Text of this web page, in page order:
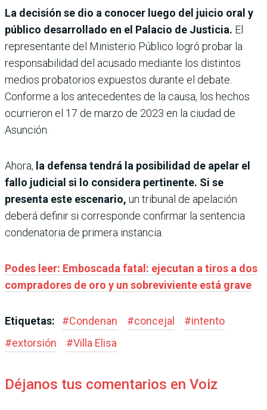
La decisión se dio a conocer luego del juicio oral y
público desarrollado en el Palacio de Justicia. El
representante del Ministerio Público logró probar la
responsabilidad del acusado mediante los distintos
medios probatorios expuestos durante el debate.
Conforme a los antecedentes de la causa, los hechos
ocurrieron el 17 de marzo de 2023 en la ciudad de
Asunción.
Ahora, la defensa tendrá la posibilidad de apelar el
fallo judicial si lo considera pertinente. Si se
presenta este escenario, un tribunal de apelación
deberá definir si corresponde confirmar la sentencia
condenatoria de primera instancia.
Podes leer: Emboscada fatal: ejecutan a tiros a dos
compradores de oro y un sobreviviente está grave
Etiquetas: #Condenan #concejal #intento
#extorsión #Villa Elisa
Déjanos tus comentarios en Voiz